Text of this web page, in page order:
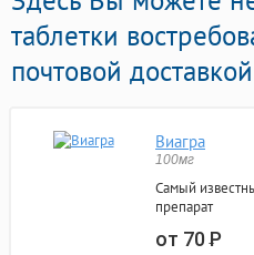
таблетки
почтовой
Виагра
100мг
Самый
препарат
от 70Р